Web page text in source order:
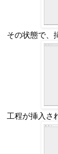
その状態で、
工程が挿入さ